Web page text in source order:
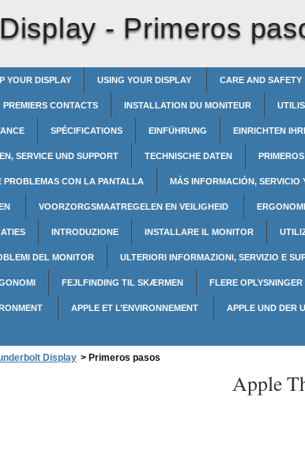
- Primeros
YOUR DISPLAY USING YOUR DISPLAY CARE AND SAFETY
PREMIERS CONTACTS INSTALLATION DU MONITEUR
SPÉCIFICATIONS EINFÜHRUNG EINRICHTEN
SERVICE UND SUPPORT TECHNISCHE DATEN
PROBLEMAS CON LA PANTALLA MÁS INFORMACIÓN, SERVICIO
VOORZORGSMAATREGELEN EN VEILIGHEID
INTRODUZIONE INSTALLARE IL MONITOR
DEL MONITOR ULTERIORI INFORMAZIONI, SERVIZIO E
FEJLFINDING TIL SKÆRMEN FLERE
APPLE ET L’ENVIRONNEMENT APPLE UND DER
Display > Primeros pasos
Apple